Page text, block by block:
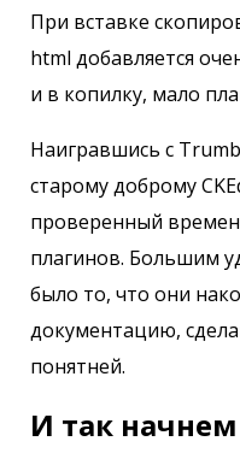
При вставке
html добавляется
и в копилку, мало
Наигравшись с
старому доброму
проверенный
плагинов. Большим
было то, что они
документацию,
понятней.
И так начнем